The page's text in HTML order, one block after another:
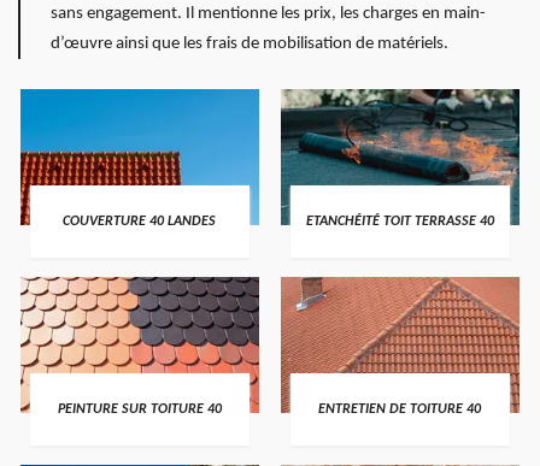
sans engagement. Il mentionne les prix, les charges en main-
d’œuvre ainsi que les frais de mobilisation de matériels.
COUVERTURE 40 LANDES ETANCHÉITÉ TOIT TERRASSE 40
PEINTURE SUR TOITURE 40 ENTRETIEN DE TOITURE 40